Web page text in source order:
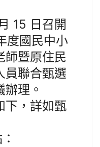
15 日召開
度國民中小
師暨原住民
員聯合甄選
理。
下，詳如甄